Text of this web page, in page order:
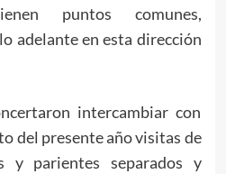
puntos comunes,
adelante en esta dirección
intercambiar con
del presente año visitas de
y parientes separados y